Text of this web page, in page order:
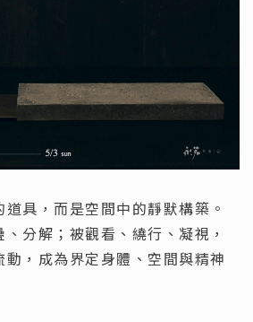
具，而是空間中的靜默構築。
分解；被觀看、繞行、凝視，
，成為界定身體、空間與精神